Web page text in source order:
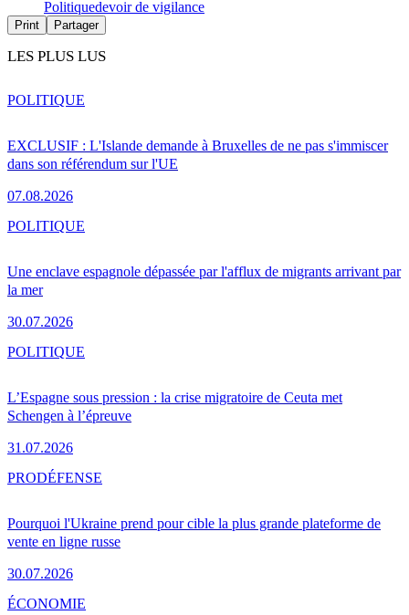
Politiquedevoir de vigilance
Print Partager
LES PLUS LUS
EXCLUSIF : L'Islande demande à Bruxelles de ne pas s'immiscer
dans son référendum sur l'UE
07.08.2026
POLITIQUE
Une enclave espagnole dépassée par l'afflux de migrants arrivant par
la mer
30.07.2026
POLITIQUE
L’Espagne sous pression : la crise migratoire de Ceuta met
Schengen à l’épreuve
31.07.2026
POLITIQUE
Pourquoi l'Ukraine prend pour cible la plus grande plateforme de
vente en ligne russe
30.07.2026
PRODÉFENSE
ÉCONOMIE